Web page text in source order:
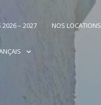
2026 – 2027 NOS LOCATIONS